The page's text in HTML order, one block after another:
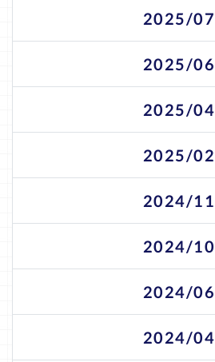
2025/07
2025/06
2025/04
2025/02
2024/11
2024/10
2024/06
2024/04